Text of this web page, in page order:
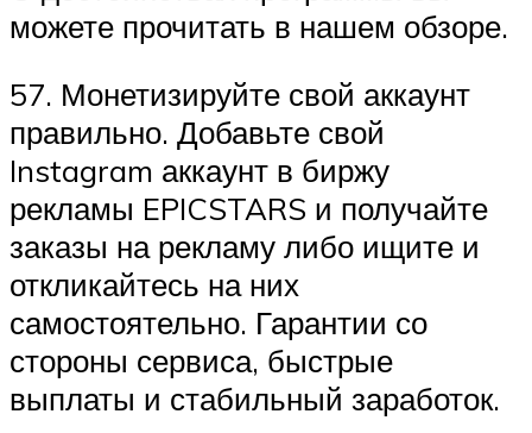
можете прочитать в нашем обзоре.
57. Монетизируйте свой аккаунт
правильно. Добавьте свой
Instagram аккаунт в биржу
рекламы EPICSTARS и получайте
заказы на рекламу либо ищите и
откликайтесь на них
самостоятельно. Гарантии со
стороны сервиса, быстрые
выплаты и стабильный заработок.